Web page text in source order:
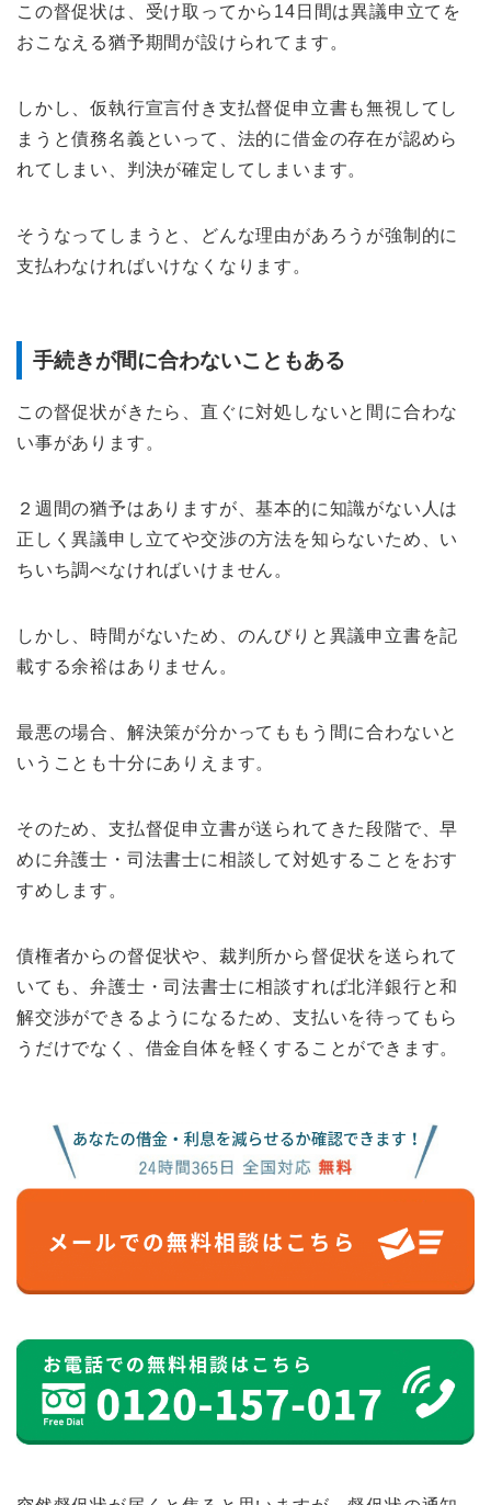
この督促状は、受け取ってから14日間は異議申立てを
おこなえる猶予期間が設けられてます。
しかし、仮執行宣言付き支払督促申立書も無視してし
まうと債務名義といって、法的に借金の存在が認めら
れてしまい、判決が確定してしまいます。
そうなってしまうと、どんな理由があろうが強制的に
支払わなければいけなくなります。
手続きが間に合わないこともある
この督促状がきたら、直ぐに対処しないと間に合わな
い事があります。
２週間の猶予はありますが、基本的に知識がない人は
正しく異議申し立てや交渉の方法を知らないため、い
ちいち調べなければいけません。
しかし、時間がないため、のんびりと異議申立書を記
載する余裕はありません。
最悪の場合、解決策が分かってももう間に合わないと
いうことも十分にありえます。
そのため、支払督促申立書が送られてきた段階で、早
めに弁護士・司法書士に相談して対処することをおす
すめします。
債権者からの督促状や、裁判所から督促状を送られて
いても、弁護士・司法書士に相談すれば北洋銀行と和
解交渉ができるようになるため、支払いを待ってもら
うだけでなく、借金自体を軽くすることができます。